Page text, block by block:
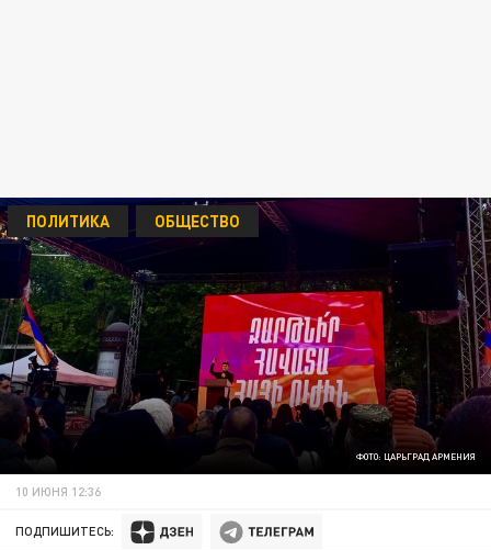
ФОТО: ЦАРЬГРАД АРМЕНИЯ
ПОЛИТИКА ОБЩЕСТВО
10 ИЮНЯ 12:36
ПОДПИШИТЕСЬ: